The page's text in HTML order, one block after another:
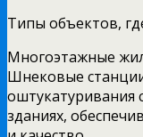
Типы объектов,
Многоэтажные
Шнековые
оштукатуривания
зданиях,